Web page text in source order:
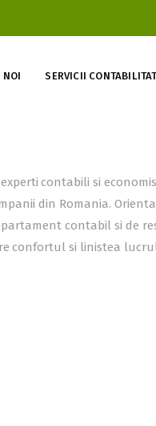
NOI SERVICII
contabili si
din Romania.
contabil si de
confortul si linistea